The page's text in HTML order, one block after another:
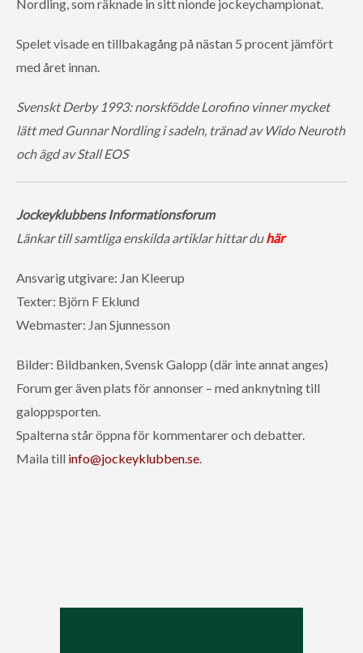
Nordling, som räknade in sitt nionde jockeychampionat.
Spelet visade en tillbakagång på nästan 5 procent jämfört
med året innan.
Svenskt Derby 1993: norskfödde Lorofino vinner mycket
lätt med Gunnar Nordling i sadeln, tränad av Wido Neuroth
och ägd av Stall EOS
Jockeyklubbens Informationsforum
Länkar till samtliga enskilda artiklar hittar du här
Ansvarig utgivare: Jan Kleerup
Texter: Björn F Eklund
Webmaster: Jan Sjunnesson
Bilder: Bildbanken, Svensk Galopp (där inte annat anges)
Forum ger även plats för annonser – med anknytning till
galoppsporten.
Spalterna står öppna för kommentarer och debatter.
Maila till info@jockeyklubben.se.